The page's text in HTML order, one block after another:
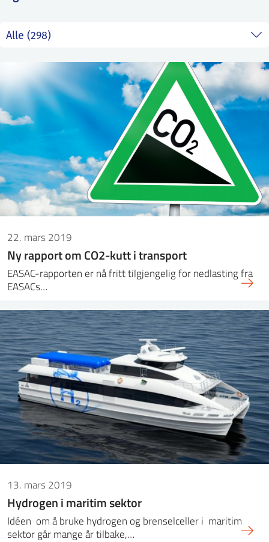
22. mars 2019
Ny rapport om CO2-kutt i transport
EASAC-rapporten er nå fritt tilgjengelig for nedlasting fra
EASACs…
13. mars 2019
Hydrogen i maritim sektor
Idéen om å bruke hydrogen og brenselceller i maritim
sektor går mange år tilbake,…